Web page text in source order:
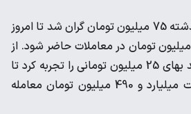
لوکانو L7 نسبت به روز گذشته 75 میلیون تومان گران شد تا امروز
با بهای 6 میلیارد و 300 میلیون تومان در معاملات حاضر شود. از
طرف دیگر، لوکانو L8 رشد بهای 25 میلیون تومانی را تجربه کرد تا
در روز جاری با نرخ هشت میلیارد و 490 میلیون تومان معامله